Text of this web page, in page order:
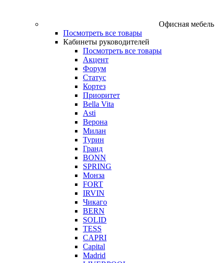
Офисная мебель
Посмотреть все товары
Кабинеты руководителей
Посмотреть все товары
Акцент
Форум
Статус
Кортез
Приоритет
Bella Vita
Asti
Верона
Милан
Турин
Гранд
BONN
SPRING
Монза
FORT
IRVIN
Чикаго
BERN
SOLID
TESS
CAPRI
Capital
Madrid